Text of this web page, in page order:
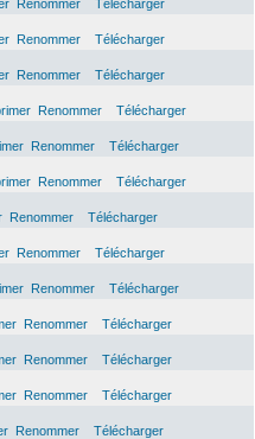
Renommer
Télécharger
Renommer
Télécharger
Renommer
Télécharger
Renommer
Télécharger
Renommer
Télécharger
Renommer
Télécharger
Renommer
Télécharger
Renommer
Télécharger
Renommer
Télécharger
Renommer
Télécharger
Renommer
Télécharger
Renommer
Télécharger
Renommer
Télécharger